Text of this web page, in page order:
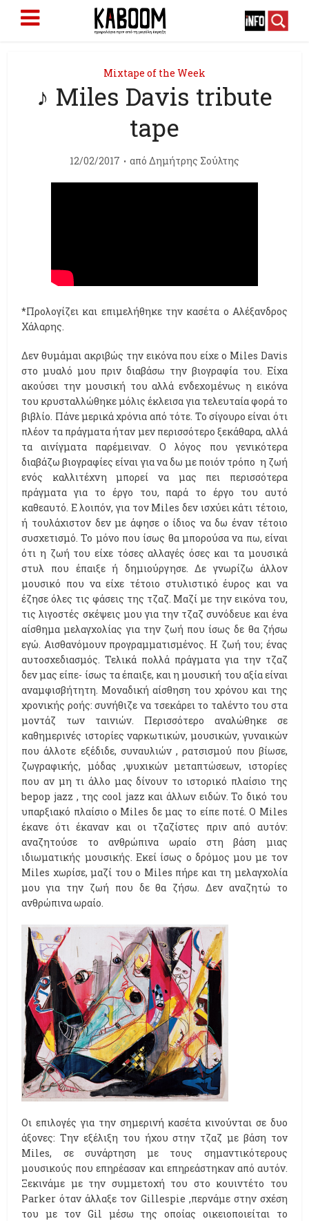
Mixtape of the Week
♪ Miles Davis tribute
tape
12/02/2017 από Δημήτρης Σούλτης
*Προλογίζει και επιμελήθηκε την κασέτα ο Αλέξανδρος
Χάλαρης.
Δεν θυμάμαι ακριβώς την εικόνα που είχε ο Μiles Davis
στο μυαλό μου πριν διαβάσω την βιογραφία του. Είχα
ακούσει την μουσική του αλλά ενδεχομένως η εικόνα
του κρυσταλλώθηκε μόλις έκλεισα για τελευταία φορά το
βιβλίο. Πάνε μερικά χρόνια από τότε. Το σίγουρο είναι ότι
πλέον τα πράγματα ήταν μεν περισσότερο ξεκάθαρα, αλλά
τα αινίγματα παρέμειναν. Ο λόγος που γενικότερα
διαβάζω βιογραφίες είναι για να δω με ποιόν τρόπο η ζωή
ενός καλλιτέχνη μπορεί να μας πει περισσότερα
πράγματα για το έργο του, παρά το έργο του αυτό
καθεαυτό. Ε λοιπόν, για τον Miles δεν ισχύει κάτι τέτοιο,
ή τουλάχιστον δεν με άφησε ο ίδιος να δω έναν τέτοιο
συσχετισμό. Το μόνο που ίσως θα μπορούσα να πω, είναι
ότι η ζωή του είχε τόσες αλλαγές όσες και τα μουσικά
στυλ που έπαιξε ή δημιούργησε. Δε γνωρίζω άλλον
μουσικό που να είχε τέτοιο στυλιστικό έυρος και να
έζησε όλες τις φάσεις της τζαζ. Μαζί με την εικόνα του,
τις λιγοστές σκέψεις μου για την τζαζ συνόδευε και ένα
αίσθημα μελαγχολίας για την ζωή που ίσως δε θα ζήσω
εγώ. Αισθανόμουν προγραμματισμένος. Η ζωή του; ένας
αυτοσχεδιασμός. Τελικά πολλά πράγματα για την τζαζ
δεν μας είπε- ίσως τα έπαιξε, και η μουσική του αξία είναι
αναμφισβήτητη. Μοναδική αίσθηση του χρόνου και της
χρονικής ροής: συνήθιζε να τσεκάρει το ταλέντο του στα
μοντάζ των ταινιών. Περισσότερο αναλώθηκε σε
καθημερινές ιστορίες ναρκωτικών, μουσικών, γυναικών
που άλλοτε εξέδιδε, συναυλιών , ρατσισμού που βίωσε,
ζωγραφικής, μόδας ,ψυχικών μεταπτώσεων, ιστορίες
που αν μη τι άλλο μας δίνουν το ιστορικό πλαίσιο της
bepop jazz , της cool jazz και άλλων ειδών. Το δικό του
υπαρξιακό πλαίσιο ο Miles δε μας το είπε ποτέ. Ο Miles
έκανε ότι έκαναν και οι τζαζίστες πριν από αυτόν:
αναζητούσε το ανθρώπινα ωραίο στη βάση μιας
ιδιωματικής μουσικής. Εκεί ίσως ο δρόμος μου με τον
Miles χωρίσε, μαζί του ο Μiles πήρε και τη μελαγχολία
μου για την ζωή που δε θα ζήσω. Δεν αναζητώ το
ανθρώπινα ωραίο.
Οι επιλογές για την σημερινή κασέτα κινούνται σε δυο
άξονες: Την εξέλιξη του ήχου στην τζαζ με βάση τον
Miles, σε συνάρτηση με τους σημαντικότερους
μουσικούς που επηρέασαν και επηρεάστηκαν από αυτόν.
Ξεκινάμε με την συμμετοχή του στο κουιντέτο του
Parker όταν άλλαξε τον Gillespie ,περνάμε στην σχέση
του με τον Gil μέσω της οποίας οικειοποιείται το